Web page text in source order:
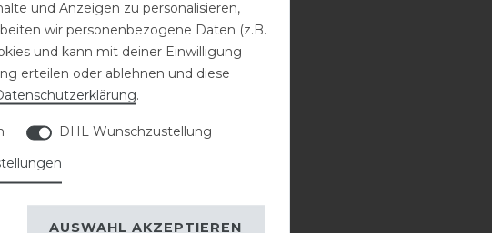
und Anzeigen zu personalisieren,
wir personenbezogene Daten (z.B.
und kann mit deiner Einwilligung
erteilen oder ablehnen und diese
.
DHL Wunschzustellung
AUSWAHL AKZEPTIEREN